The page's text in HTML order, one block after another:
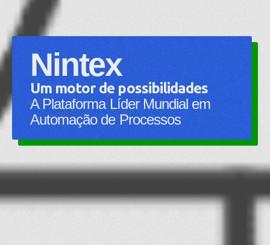
Nintex
Um motor de possibilidades
A Plataforma Líder Mundial em
Automação de Processos